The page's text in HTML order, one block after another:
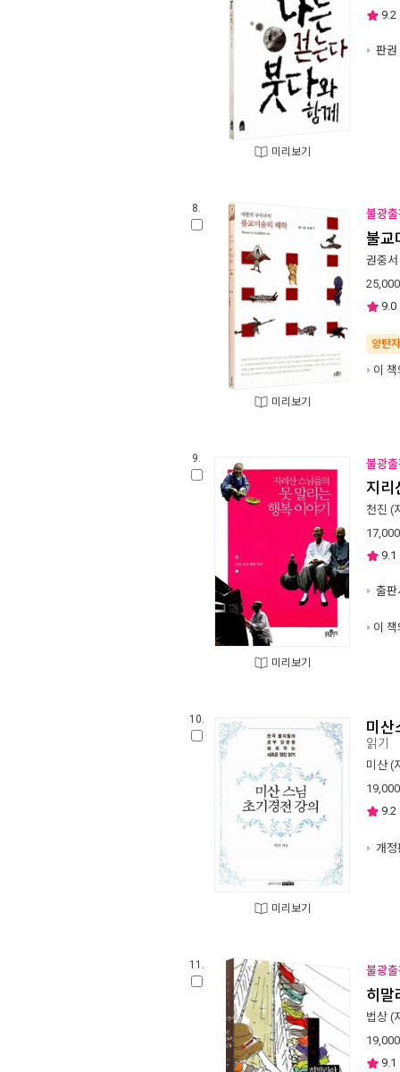
미리보기
9.2
판권
8.
미리보기
불광
불교
권중서
25,000
9.0
양탄
이
9.
미리보기
불광
지리
천진 (
17,000
9.1
출판
이
10.
미리보기
미산
읽기
미산(
19,000
9.2
개정
11. 불광
히말
법상 (
19,000
9.1